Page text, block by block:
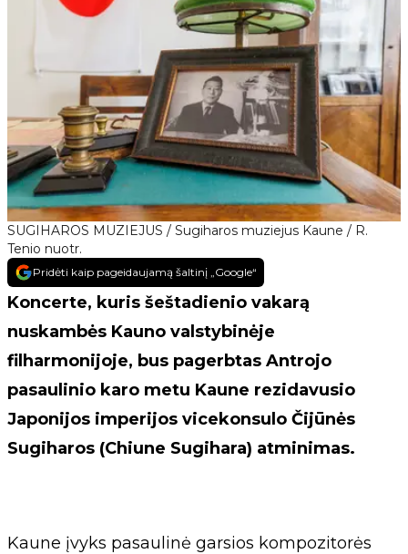
SUGIHAROS MUZIEJUS / Sugiharos muziejus Kaune / R.
Tenio nuotr.
Pridėti kaip pageidaujamą šaltinį „Google“
Koncerte, kuris šeštadienio vakarą
nuskambės Kauno valstybinėje
filharmonijoje, bus pagerbtas Antrojo
pasaulinio karo metu Kaune rezidavusio
Japonijos imperijos vicekonsulo Čijūnės
Sugiharos (Chiune Sugihara) atminimas.
Kaune įvyks pasaulinė garsios kompozitorės